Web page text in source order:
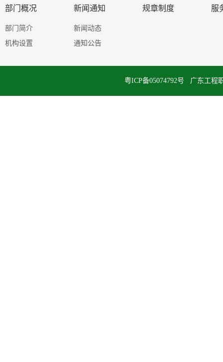
部门概况
部门简介
机构设置
新闻通知
新闻动态
通知公告
规章制度 服
粤ICP备05074792号 广东工程